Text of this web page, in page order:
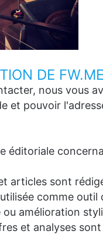
DE
nous vous
et pouvoir
éditoriale
articles sont
comme
amélioration
et analyses